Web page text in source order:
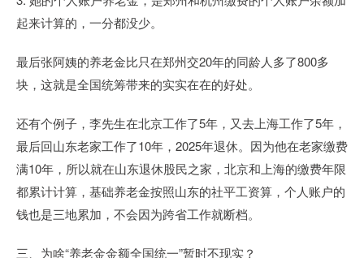
起来计算的，一分都没少。
最后张阿姨的养老金比只在郑州交20年的同龄人多了800多
块，这就是全国统筹带来的实实在在的好处。
还有个例子，李先生在北京工作了5年，又去上海工作了5年，
最后回山东老家工作了10年，2025年退休。因为他在老家缴费
满10年，所以就在山东退休股民之家，北京和上海的缴费年限
都累计计算，基础养老金按照山东的社平工资算，个人账户的
钱也是三地累加，不会因为跨省工作就断档。
三、为啥“养老金金额全国统一”暂时不现实？